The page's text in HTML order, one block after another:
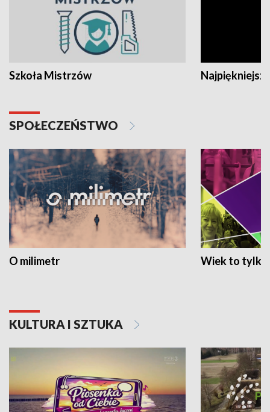
Szkoła Mistrzów
SPOŁECZEŃSTWO
O milimetr Wiek to tylko
KULTURA I SZTUKA